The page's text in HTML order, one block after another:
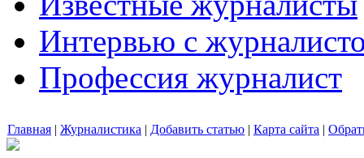
Интервью с
Профессия журналист
Главная | Журналистика | Добавить статью | Карта сайта |